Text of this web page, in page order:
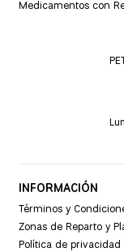
Medicamentos con
INFORMACIÓN
Términos y
Zonas de Reparto y
Política de privacidad